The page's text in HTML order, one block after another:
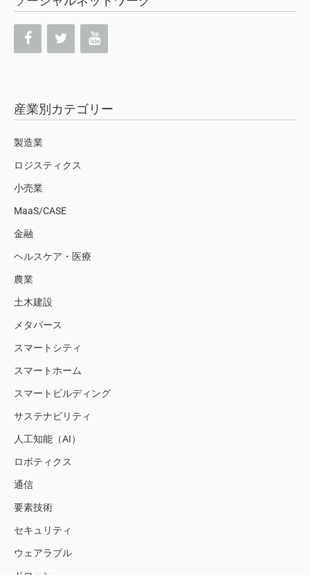
産業別カテゴリー
製造業
ロジスティクス
小売業
MaaS/CASE
金融
ヘルスケア・医療
農業
土木建設
メタバース
スマートシティ
スマートホーム
スマートビルディング
サステナビリティ
人工知能（AI）
ロボティクス
通信
要素技術
セキュリティ
ウェアラブル